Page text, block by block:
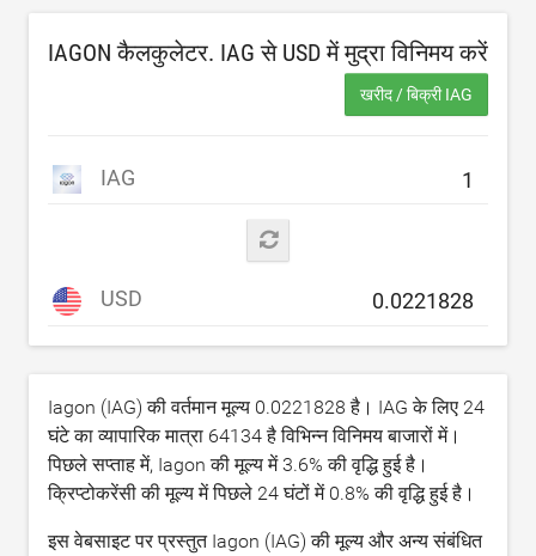
IAGON कैलकुलेटर. IAG से USDमें मुद्रा विनिमय करें
खरीद / बिक्री IAG
IAG
USD
Iagon (IAG) की वर्तमान मूल्य 0.0221828 है। IAG के लिए 24
घंटे का व्यापारिक मात्रा 64134है विभिन्न विनिमय बाजारों में।
पिछले सप्ताह में, Iagon की मूल्य में3.6% की वृद्धि हुई है।
क्रिप्टोकरेंसी की मूल्य में पिछले 24 घंटों में 0.8% की वृद्धि हुई है।
इस वेबसाइट पर प्रस्तुत Iagon (IAG) की मूल्य और अन्य संबंधित